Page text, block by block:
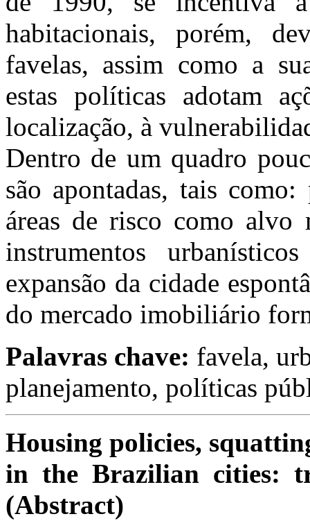
habitacionais, porém,
favelas, assim como a
estas políticas adotam
localização, à
Dentro de um quadro
são apontadas, tais
áreas de risco como alvo
instrumentos
expansão da cidade
do mercado imobiliário
Palavras chave: favela,
planejamento, políticas
Housing policies,
in the Brazilian cities:
(Abstract)